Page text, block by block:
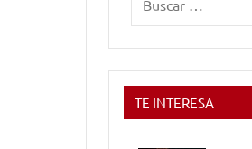
TE INTERESA